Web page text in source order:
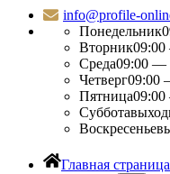
info@profile-
Понедельник
Вторник
Среда09:00 —
Четверг09:00
Пятница
Суббота
Воскресенье
Главная страница